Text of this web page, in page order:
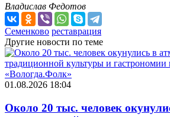
Владислав Федотов
Семенково реставрация
Другие новости по теме
01.08.2026 18:04
Около 20 тыс. человек